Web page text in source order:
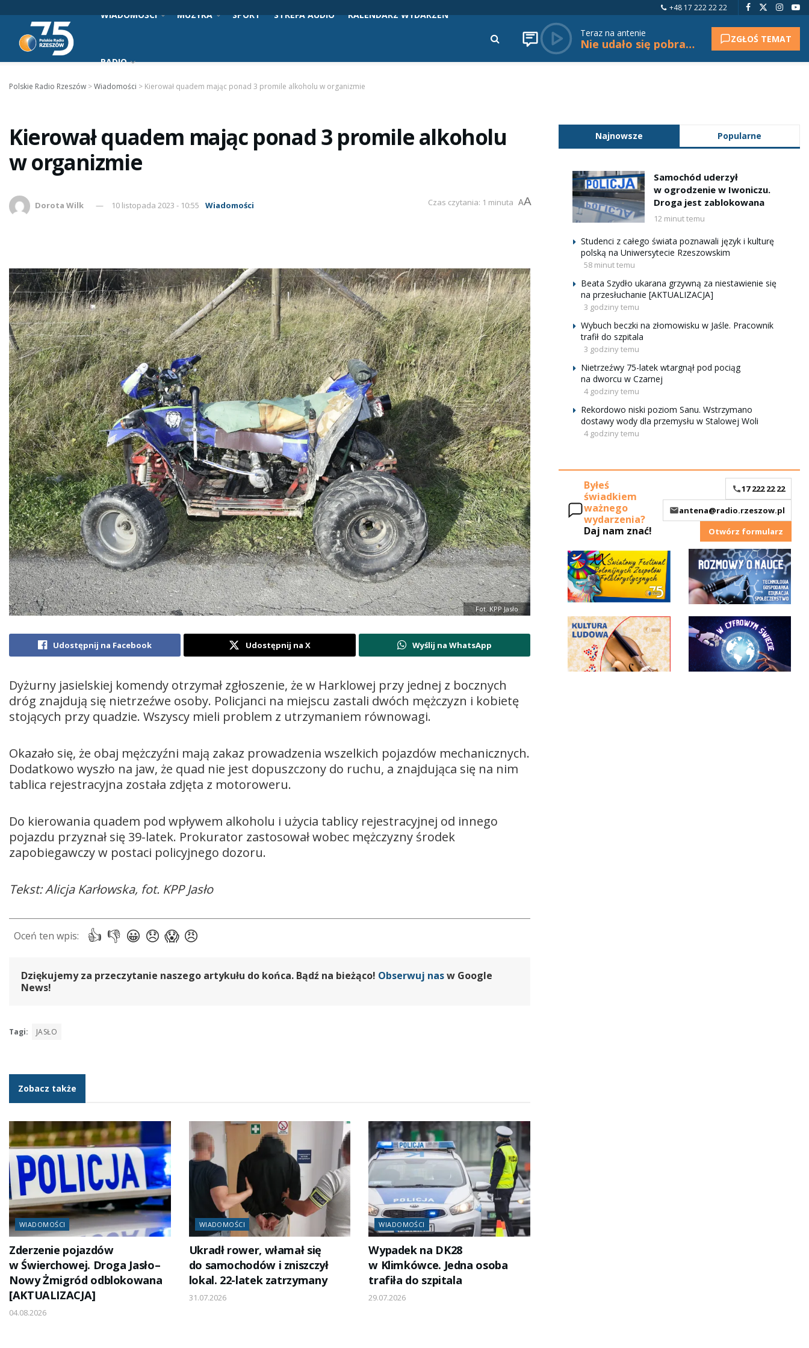
+48 17 222 22 22
WIADOMOŚCI MUZYKA SPORT STREFA AUDIO KALENDARZ WYDARZEŃ
RADIO
Teraz na antenie
Nie udało się pobrać tytułu. ZGŁOŚ TEMAT
Polskie Radio Rzeszów >Wiadomości > Kierował quadem mając ponad 3 promile alkoholu w organizmie
Kierował quadem mając ponad 3 promile alkoholu
w organizmie
Dorota Wilk 10 listopada 2023 - 10:55 Wiadomości Czas czytania: 1 minuta AA
Fot. KPP Jasło
Udostępnij na Facebook Udostępnij na X Wyślij na WhatsApp
Dyżurny jasielskiej komendy otrzymał zgłoszenie, że w Harklowej przy jednej z bocznych
dróg znajdują się nietrzeźwe osoby. Policjanci na miejscu zastali dwóch mężczyzn i kobietę
stojących przy quadzie. Wszyscy mieli problem z utrzymaniem równowagi.
Okazało się, że obaj mężczyźni mają zakaz prowadzenia wszelkich pojazdów mechanicznych.
Dodatkowo wyszło na jaw, że quad nie jest dopuszczony do ruchu, a znajdująca się na nim
tablica rejestracyjna została zdjęta z motoroweru.
Do kierowania quadem pod wpływem alkoholu i użycia tablicy rejestracyjnej od innego
pojazdu przyznał się 39-latek. Prokurator zastosował wobec mężczyzny środek
zapobiegawczy w postaci policyjnego dozoru.
Tekst: Alicja Karłowska, fot. KPP Jasło
Dziękujemy za przeczytanie naszego artykułu do końca. Bądź na bieżąco! Obserwuj nasw Google
News!
Tagi: JASŁO
Zobacz także
WIADOMOŚCI
Zderzenie pojazdów
w Świerchowej. Droga Jasło–
Nowy Żmigród odblokowana
[AKTUALIZACJA]
04.08.2026
WIADOMOŚCI
Ukradł rower, włamał się
do samochodów i zniszczył
lokal. 22-latek zatrzymany
31.07.2026
WIADOMOŚCI
Wypadek na DK28
w Klimkówce. Jedna osoba
trafiła do szpitala
29.07.2026
Najnowsze Popularne
Samochód uderzył
w ogrodzenie w Iwoniczu.
Droga jest zablokowana
12 minut temu
Studenci z całego świata poznawali język i kulturę
polską na Uniwersytecie Rzeszowskim
58 minut temu
Beata Szydło ukarana grzywną za niestawienie się
na przesłuchanie [AKTUALIZACJA]
3 godziny temu
Wybuch beczki na złomowisku w Jaśle. Pracownik
trafił do szpitala
3 godziny temu
Nietrzeźwy 75-latek wtargnął pod pociąg
na dworcu w Czarnej
4 godziny temu
Rekordowo niski poziom Sanu. Wstrzymano
dostawy wody dla przemysłu w Stalowej Woli
4 godziny temu
Byłeś
świadkiem
ważnego
wydarzenia?
Daj nam znać!
17 222 22 22
antena@radio.rzeszow.pl
Otwórz formularz